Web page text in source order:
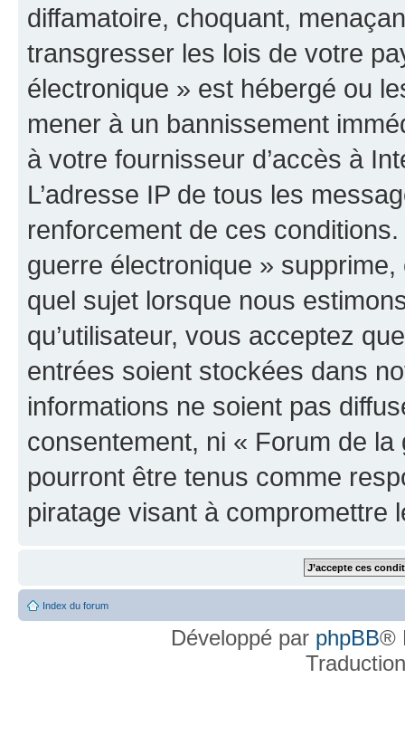
diffamatoire, choquant,
transgresser les lois de votre
électronique » est hébergé ou
mener à un bannissement
à votre fournisseur d’accès à
L’adresse IP de tous les
renforcement de ces
guerre électronique »
quel sujet lorsque nous
qu’utilisateur, vous acceptez
entrées soient stockées dans
informations ne soient pas
consentement, ni « Forum de
pourront être tenus comme
piratage visant à compromettre
Index du forum
Développé par phpBB®